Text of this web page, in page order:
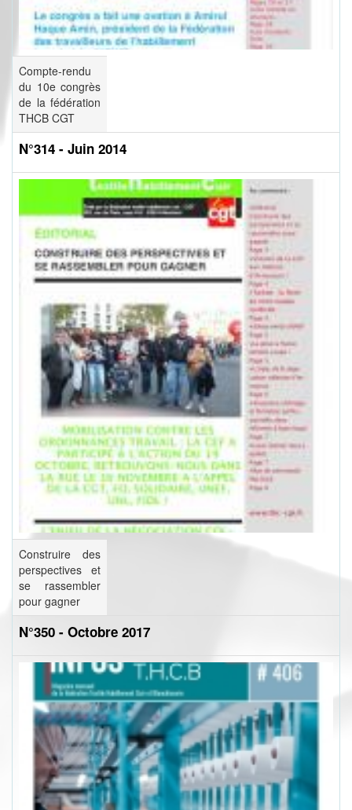
Compte-rendu
du 10e congrès
de la fédération
THCB CGT
N°314 - Juin 2014
Construire des
perspectives et
se rassembler
pour gagner
N°350 - Octobre 2017